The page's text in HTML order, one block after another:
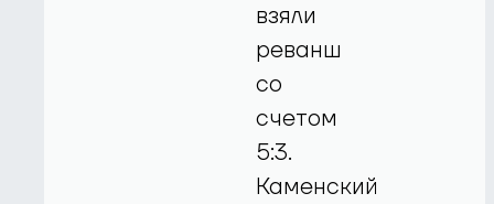
взяли
реванш
со
счетом
5:3.
Каменский